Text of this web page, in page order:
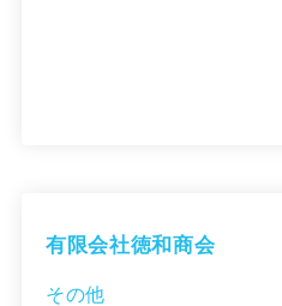
有限会社徳和商会
その他